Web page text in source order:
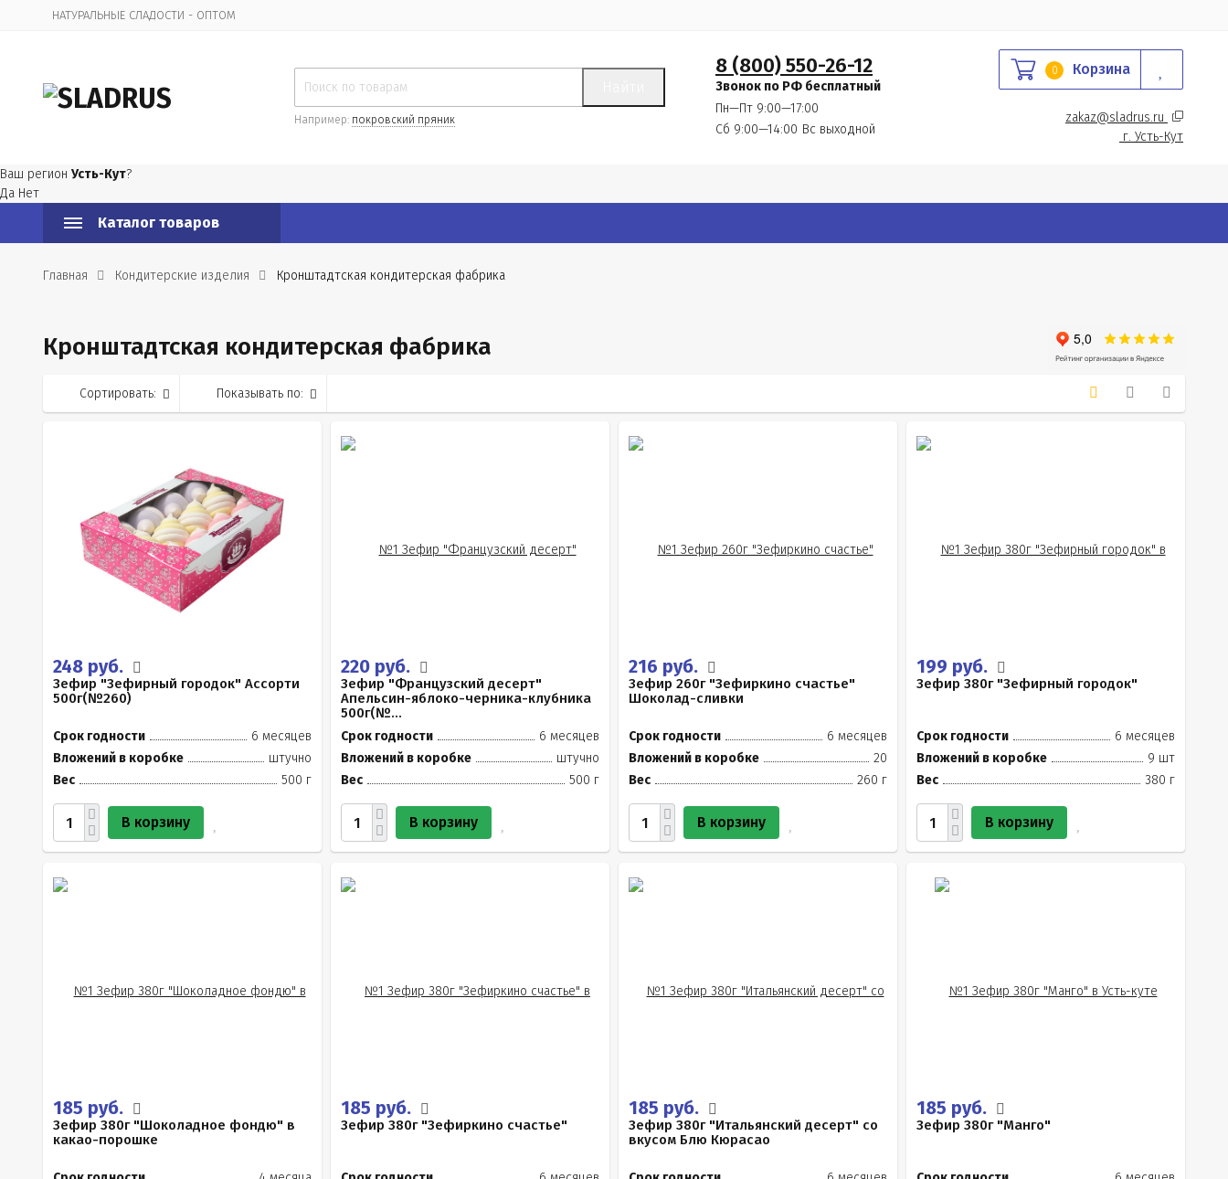
НАТУРАЛЬНЫЕ СЛАДОСТИ - ОПТОМ
Например: покровский пряник
8 (800) 550-26-12
Звонок по РФ бесплатный
Пн—Пт 9:00—17:00
Сб 9:00—14:00 Вс выходной
0 Корзина
zakaz@sladrus.ru
г. Усть-Кут
Ваш регион Усть-Кут?
Да Нет
Каталог товаров
Главная Кондитерские изделия Кронштадтская кондитерская фабрика
Кронштадтская кондитерская фабрика
Сортировать: Показывать по:
248 руб.
Зефир "Зефирный городок" Ассорти
500г(№260)
Срок годности
6 месяцев
Вложений в коробке
штучно
Вес
500 г
В корзину
220 руб.
Зефир "Французский десерт"
Апельсин-яблоко-черника-клубника
500г(№...
Срок годности
6 месяцев
Вложений в коробке
штучно
Вес
500 г
В корзину
216 руб.
Зефир 260г "Зефиркино счастье"
Шоколад-сливки
Срок годности
6 месяцев
Вложений в коробке
20
Вес
260 г
В корзину
199 руб.
Зефир 380г "Зефирный городок"
Срок годности
6 месяцев
Вложений в коробке
9 шт
Вес
380 г
В корзину
185 руб.
Зефир 380г "Шоколадное фондю" в
какао-порошке
185 руб.
Зефир 380г "Зефиркино счастье"
185 руб.
Зефир 380г "Итальянский десерт" со
вкусом Блю Кюрасао
185 руб.
Зефир 380г "Манго"